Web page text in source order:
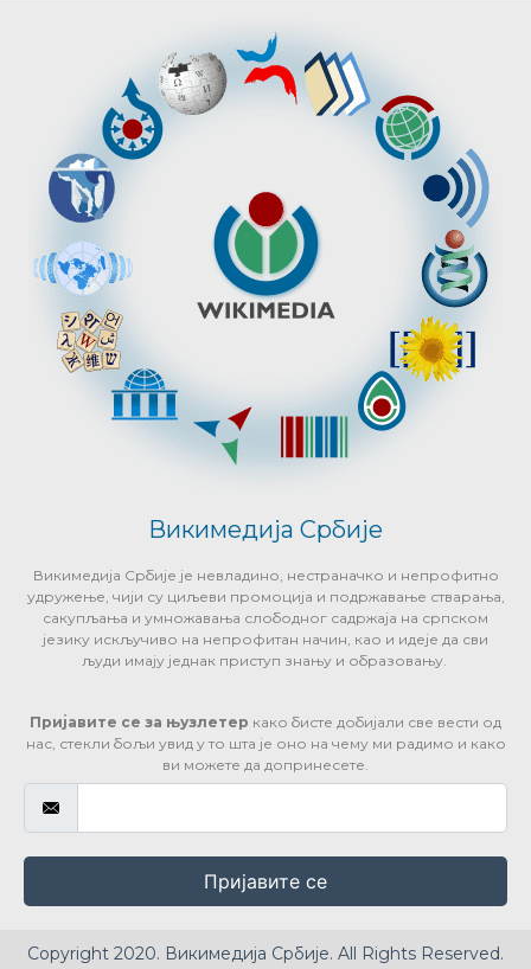
Викимедија Србије
Викимедија Србије је невладино, нестраначко и непрофитно
удружење, чији су циљеви промоција и подржавање стварања,
сакупљања и умножавања слободног садржаја на српском
језику искључиво на непрофитан начин, као и идеје да сви
људи имају једнак приступ знању и образовању.
Пријавите се за њузлетер како бисте добијали све вести од
нас, стекли бољи увид у то шта је оно на чему ми радимо и како
ви можете да допринесете.
Пријавите се
Copyright 2020. Викимедија Србије. All Rights Reserved.